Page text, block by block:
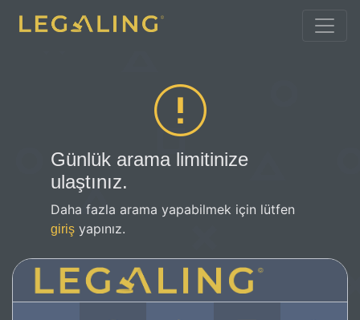
Günlük arama limitinize
ulaştınız.
Daha fazla arama yapabilmek için lütfen
giriş yapınız.